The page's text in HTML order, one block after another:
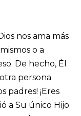
nos ama más
o a
De hecho, Él
persona
padres! ¡Eres
a Su único Hijo